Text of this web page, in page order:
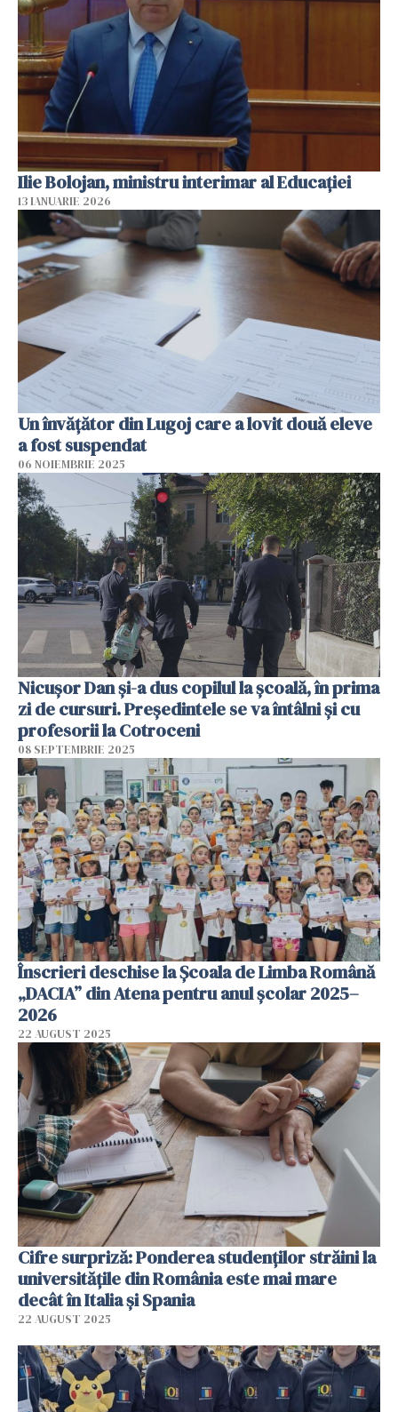
Ilie Bolojan, ministru interimar al Educaţiei
13 IANUARIE 2026
Un învățător din Lugoj care a lovit două eleve
a fost suspendat
06 NOIEMBRIE 2025
Nicușor Dan și-a dus copilul la școală, în prima
zi de cursuri. Președintele se va întâlni și cu
profesorii la Cotroceni
08 SEPTEMBRIE 2025
Înscrieri deschise la Școala de Limba Română
„DACIA” din Atena pentru anul școlar 2025–
2026
22 AUGUST 2025
Cifre surpriză: Ponderea studenţilor străini la
universităţile din România este mai mare
decât în Italia şi Spania
22 AUGUST 2025